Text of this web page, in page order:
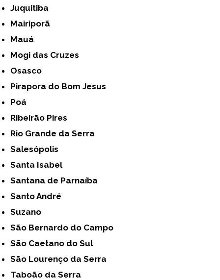
Juquitiba
Mairiporã
Mauá
Mogi das Cruzes
Osasco
Pirapora do Bom Jesus
Poá
Ribeirão Pires
Rio Grande da Serra
Salesópolis
Santa Isabel
Santana de Parnaíba
Santo André
Suzano
São Bernardo do Campo
São Caetano do Sul
São Lourenço da Serra
Taboão da Serra